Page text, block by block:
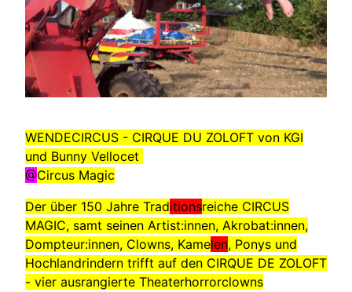
WENDECIRCUS - CIRQUE DU ZOLOFT von KGI
und Bunny Vellocet
@Circus Magic
Der über 150 Jahre Traditionsreiche CIRCUS
MAGIC, samt seinen Artist:innen, Akrobat:innen,
Dompteur:innen, Clowns, Kamelen, Ponys und
Hochlandrindern trifft auf den CIRQUE DE ZOLOFT
- vier ausrangierte Theaterhorrorclowns